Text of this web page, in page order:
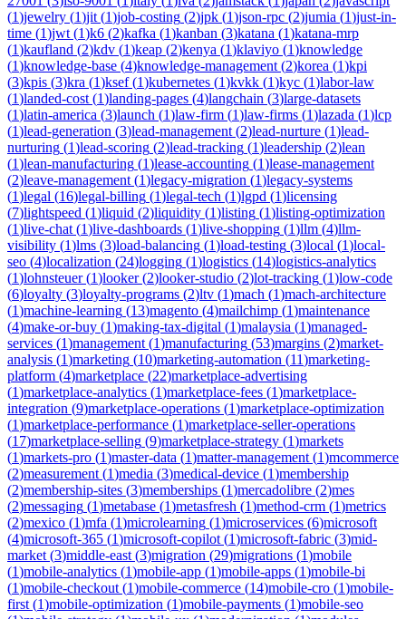
(1)jewelry (1)jit (1)job-costing (2)jpk (1)json-rpc (2)jumia (1)just-in-
time (1)jwt (1)k6 (2)kafka (1)kanban (3)katana (1)katana-mrp
(1)kaufland (2)kdv (1)keap (2)kenya (1)klaviyo (1)knowledge
(1)knowledge-base (4)knowledge-management (2)korea (1)kpi
(3)kpis (3)kra (1)ksef(1)kubernetes (1)kvkk (1)kyc (1)labor-law
(1)landed-cost (1)landing-pages (4)langchain (3)large-datasets
(1)latin-america (3)launch (1)law-firm (1)law-firms (1)lazada (1)lcp
(1)lead-generation (3)lead-management (2)lead-nurture (1)lead-
nurturing (1)lead-scoring (2)lead-tracking (1)leadership (2)lean
(1)lean-manufacturing (1)lease-accounting (1)lease-management
(2)leave-management (1)legacy-migration (1)legacy-systems
(1)legal (16)legal-billing (1)legal-tech (1)lgpd (1)licensing
(7)lightspeed (1)liquid (2)liquidity (1)listing (1)listing-optimization
(1)live-chat (1)live-dashboards (1)live-shopping (1)llm (4)llm-
visibility (1)lms (3)load-balancing (1)load-testing (3)local (1)local-
seo (4)localization (24)logging (1)logistics (14)logistics-analytics
(1)lohnsteuer(1)looker(2)looker-studio (2)lot-tracking (1)low-code
(6)loyalty (3)loyalty-programs (2)ltv (1)mach (1)mach-architecture
(1)machine-learning (13)magento (4)mailchimp (1)maintenance
(4)make-or-buy (1)making-tax-digital (1)malaysia (1)managed-
services (1)management (1)manufacturing (53)margins (2)market-
analysis (1)marketing (10)marketing-automation (11)marketing-
platform (4)marketplace (22)marketplace-advertising
(1)marketplace-analytics (1)marketplace-fees (1)marketplace-
integration (9)marketplace-operations (1)marketplace-optimization
(1)marketplace-performance (1)marketplace-seller-operations
(17)marketplace-selling (9)marketplace-strategy (1)markets
(1)markets-pro (1)master-data (1)matter-management (1)mcommerce
(2)measurement (1)media (3)medical-device (1)membership
(2)membership-sites (3)memberships (1)mercadolibre (2)mes
(2)messaging (1)metabase (1)metasfresh (1)method-crm (1)metrics
(2)mexico (1)mfa (1)microlearning (1)microservices (6)microsoft
(4)microsoft-365 (1)microsoft-copilot (1)microsoft-fabric (3)mid-
market (3)middle-east (3)migration (29)migrations (1)mobile
(1)mobile-analytics (1)mobile-app (1)mobile-apps (1)mobile-bi
(1)mobile-checkout (1)mobile-commerce (14)mobile-cro (1)mobile-
first (1)mobile-optimization (1)mobile-payments (1)mobile-seo